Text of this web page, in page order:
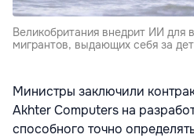
Великобритания внедрит ИИ для
мигрантов, выдающих себя за
Министры заключили
Akhter Computers на
способного точно